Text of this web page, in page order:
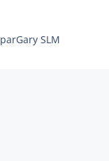
parGary SLM